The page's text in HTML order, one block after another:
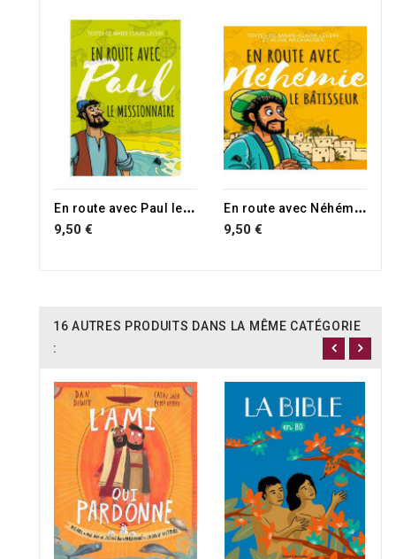
E
n route avec Paul le missionnaire
9,50 €
E
n route avec Néhémie, le bâtisseur !
9,50 €
16 AUTRES PRODUITS DANS LA MÊME CATÉGORIE
: